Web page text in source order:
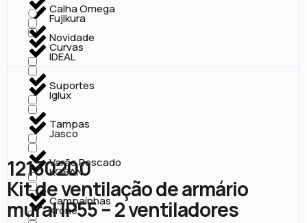
Calha Omega
Curvas
Suportes
Tampas
Varão Roscado
Campaínhas
Fujikura
IDEAL
Iglux
Jasco
KOBAN
Krone
Novidade
12130200
Kit de ventilação de armário
mural IP55 – 2 ventiladores